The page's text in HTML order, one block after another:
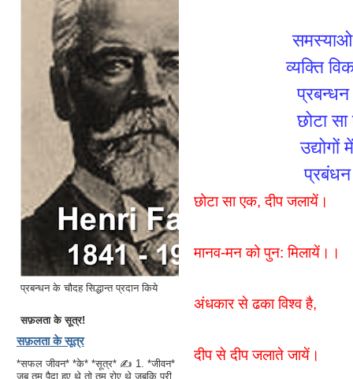
प्रबन्धन के चौदह सिद्धान्त प्रदान किये
सफ़लता के सूत्र!
सफ़लता के सूत्र
*सफल जीवन* *के* *सूत्र* ✍ 1. *जीवन*
जब तुम पैदा हुए थे तो तुम रोए थे जबकि पूरी
समस्याओ
व्यक्ति
छोटा
उद्योगों
छोटा सा एक, दीप जलायें।
मानव-मन को पुन: मिलायें।।
अंधकार से ढका विश्व है,
दीप से दीप जलाते जायें।